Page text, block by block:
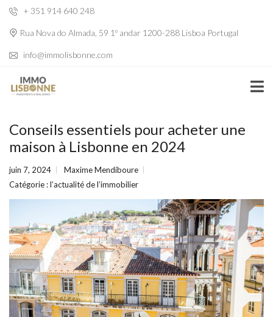
+ 351 914 640 248
Rua Nova do Almada, 59 1º andar 1200-288 Lisboa Portugal
info@immolisbonne.com
Conseils essentiels pour acheter une
maison à Lisbonne en 2024
juin 7, 2024
Maxime Mendiboure
Catégorie :l’actualité de l’immobilier